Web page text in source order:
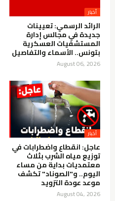
أخبار
الرائد الرسمي: تعيينات
جديدة في مجالس إدارة
المستشفيات العسكرية
بتونس.. الأسماء والتفاصيل
August 06, 2026
أخبار
عاجل: انقطاع واضطرابات في
توزيع مياه الشرب بثلاث
معتمديات بداية من مساء
اليوم.. و"الصوناد" تكشف
موعد عودة التزويد
August 04, 2026